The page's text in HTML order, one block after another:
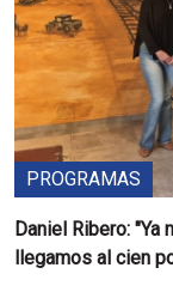
PROGRAMAS
Daniel Ribero:
llegamos al cien